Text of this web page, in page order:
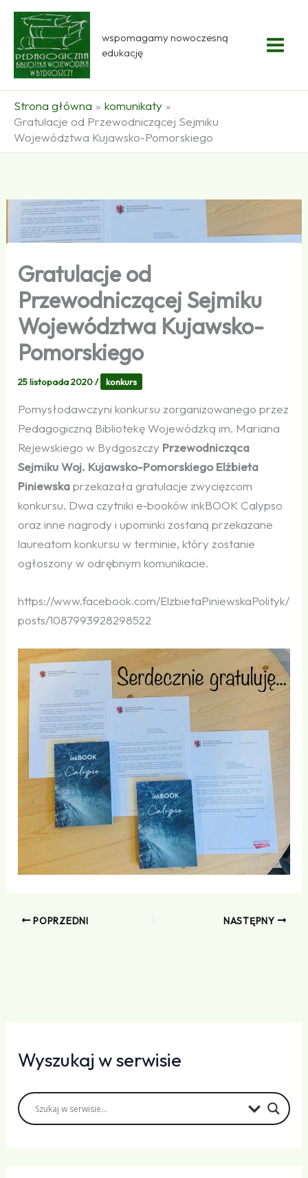
Przejdź
treści
wspomagamy nowoczesną
edukację
Strona główna
komunikaty
Gratulacje od Przewodniczącej Sejmiku
Województwa Kujawsko-Pomorskiego
Gratulacje od
Przewodniczącej Sejmiku
Województwa Kujawsko-
Pomorskiego
25 listopada 2020/ konkurs
Pomysłodawczyni konkursu zorganizowanego przez
Pedagogiczną Bibliotekę Wojewódzką im. Mariana
Rejewskiego w Bydgoszczy Przewodnicząca
Sejmiku Woj. Kujawsko-Pomorskiego Elżbieta
Piniewskaprzekazała gratulacje zwycięzcom
konkursu. Dwa czytniki e‑booków inkBOOK Calypso
oraz inne nagrody i upominki zostaną przekazane
laureatom konkursu w terminie, który zostanie
ogłoszony w odrębnym komunikacie.
https://​www​.facebook​.com/​E​l​z​b​i​e​t​a​P​i​n​i​e​w​s​k​a​P​o​l​i​t​y​k​/​
p​o​s​t​s​/​1​0​8​7​9​9​3​9​2​8​298522
POPRZEDNI NASTĘPNY
Wyszukaj w serwisie